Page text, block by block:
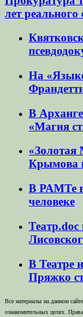
лет реального
На
В
«Магия
«Золотая
Крымова
В РАМТе
человеке
В Театре
Пряжко
Все материалы на данном
ознакомительных целях.